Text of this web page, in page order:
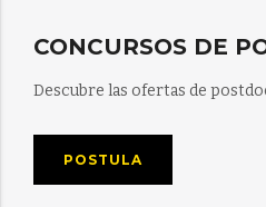
CONCURSOS DE
Descubre las ofertas de
POSTULA